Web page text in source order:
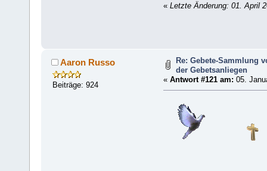
« Letzte Änderung: 01. April
Aaron Russo
Beiträge: 924
Re: Gebete-Sammlung
der Gebetsanliegen
« Antwort #121 am: 05.